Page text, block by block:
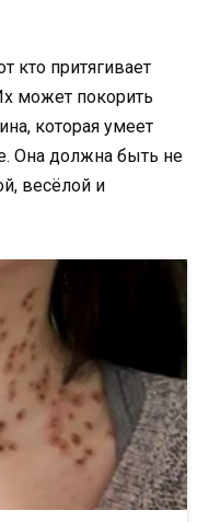
притягивает
может покорить
которая умеет
Она должна быть не
весёлой и